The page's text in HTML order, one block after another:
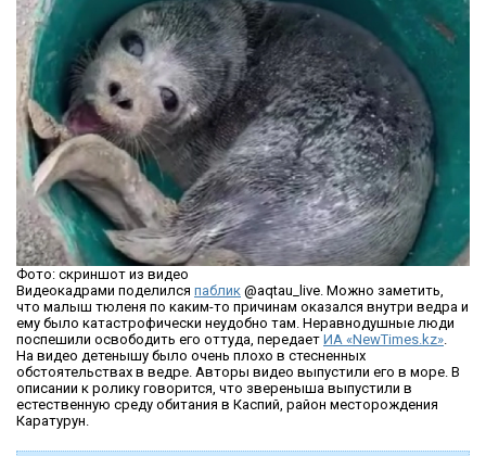
Фото: скриншот из видео
Видеокадрами поделился паблик @aqtau_live. Можно заметить,
что малыш тюленя по каким-то причинам оказался внутри ведра и
ему было катастрофически неудобно там. Неравнодушные люди
поспешили освободить его оттуда, передает ИА «NewTimes.kz»
На видео детенышу было очень плохо в стесненных
обстоятельствах в ведре. Авторы видео выпустили его в море. В
описании к ролику говорится, что звереныша выпустили в
естественную среду обитания в Каспий, район месторождения
Каратурун.